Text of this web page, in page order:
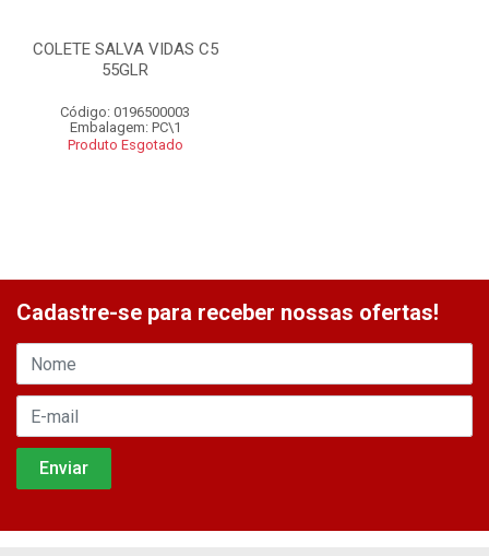
COLETE SALVA VIDAS C5
55GLR
Código: 0196500003
Embalagem: PC\1
Produto Esgotado
Cadastre-se para receber nossas ofertas!